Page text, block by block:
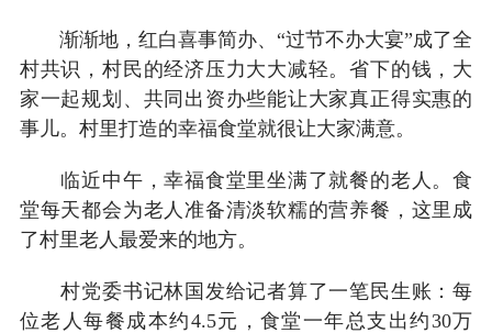
渐渐地，红白喜事简办、“过节不办大宴”成了全
村共识，村民的经济压力大大减轻。省下的钱，大
家一起规划、共同出资办些能让大家真正得实惠的
事儿。村里打造的幸福食堂就很让大家满意。
临近中午，幸福食堂里坐满了就餐的老人。食
堂每天都会为老人准备清淡软糯的营养餐，这里成
了村里老人最爱来的地方。
村党委书记林国发给记者算了一笔民生账：每
位老人每餐成本约4.5元，食堂一年总支出约30万